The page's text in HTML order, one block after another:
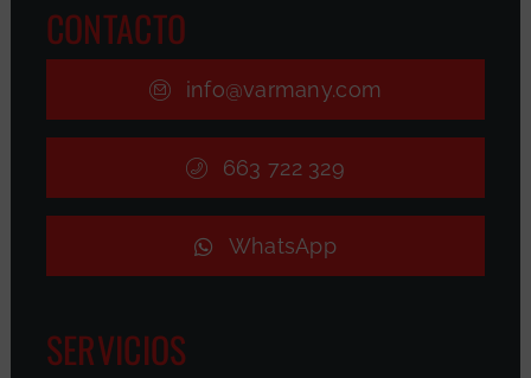
CONTACTO
info@varmany.com
663 722 329
WhatsApp
SERVICIOS